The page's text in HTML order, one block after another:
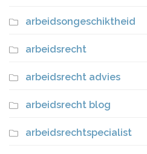
arbeidsongeschiktheid
arbeidsrecht
arbeidsrecht advies
arbeidsrecht blog
arbeidsrechtspecialist